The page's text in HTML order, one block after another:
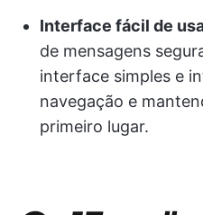
Interface fácil de
de mensagens
interface simples e
navegação e
primeiro lugar.